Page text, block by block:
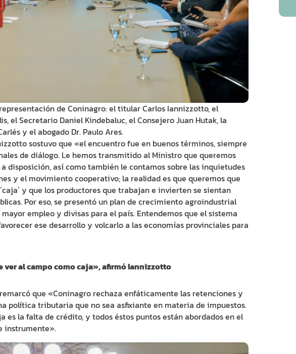
de Coninagro: el titular Carlos Iannizzotto, el
el Secretario Daniel Kindebaluc, el Consejero Juan Hutak, la
y el abogado Dr. Paulo Ares.
sostuvo que «el encuentro fue en buenos términos, siempre
de diálogo. Le hemos transmitido al Ministro que queremos
disposición, así como también le contamos sobre las inquietudes
y el movimiento cooperativo; la realidad es que queremos que
y que los productores que trabajan e invierten se sientan
Por eso, se presentó un plan de crecimiento agroindustrial
empleo y divisas para el país. Entendemos que el sistema
ese desarrollo y volcarlo a las economías provinciales para
ver al campo como caja», afirmó Iannizzotto
que «Coninagro rechaza enfáticamente las retenciones y
política tributaria que no sea asfixiante en materia de impuestos.
es la falta de crédito, y todos éstos puntos están abordados en el
instrumente».